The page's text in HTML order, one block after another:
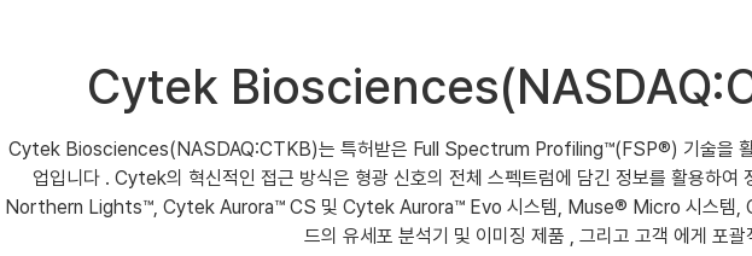
Cytek
Cytek Biosciences(NASDAQ:CTKB)는 특허받은 Full Spectrum Profiling™(FSP®) 기술을 활용
업입니다 . Cytek의 혁신적인 접근 방식은 형광 신호의 전체 스펙트럼에 담긴 정보를 활용하
Northern Lights™, Cytek Aurora™ CS 및 Cytek Aurora™ Evo 시스템, Muse® Micro 시스템,
드의 유세포 분석기 및 이미징 제품 , 그리고 고객 에게 포